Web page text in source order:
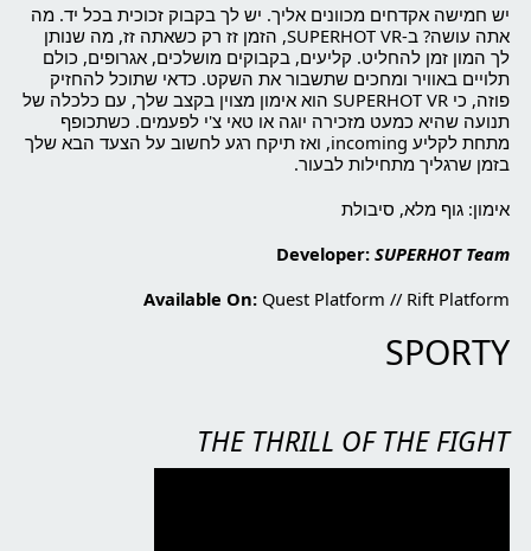
יש חמישה אקדחים מכוונים אליך. יש לך בקבוק זכוכית בכל יד. מה
אתה עושה? ב-SUPERHOT VR, הזמן זז רק כשאתה זז, מה שנותן
לך המון זמן להחליט. קליעים, בקבוקים מושלכים, אגרופים, כולם
תלויים באוויר ומחכים שתשבור את השקט. כדאי שתוכל להחזיק
פוזה, כי SUPERHOT VR הוא אימון מצוין בקצב שלך, עם כלכלה של
תנועה שהיא כמעט מזכירה יוגה או טאי צ'י לפעמים. כשתכופף
מתחת לקליע incoming, ואז תיקח רגע לחשוב על הצעד הבא שלך
בזמן שרגליך מתחילות לבעור.
אימון: גוף מלא, סיבולת
Developer: SUPERHOT Team
Available On: Quest Platform // Rift Platform
SPORTY
THE THRILL OF THE FIGHT